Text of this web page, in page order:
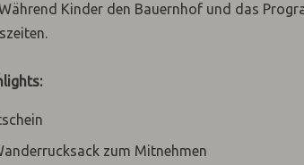
Kinder den Bauernhof und das
zum Mitnehmen